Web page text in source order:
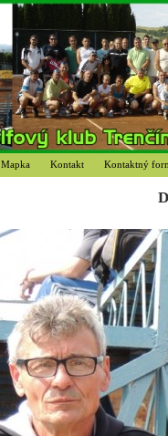
Mapka Kontakt Kontaktný